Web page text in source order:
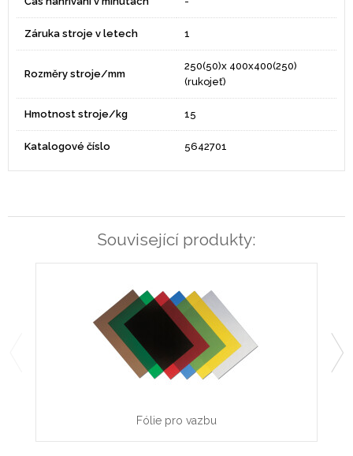
Záruka stroje v letech 1
Rozměry stroje/mm
250(50)x 400x400(250)
(rukojeť)
Hmotnost stroje/kg 15
Katalogové číslo 5642701
Související produkty:
Fólie pro vazbu